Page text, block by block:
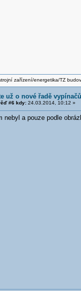
zařízení/energetika/TZ
už o nové řadě
#6 kdy:24.03.2014, 10:12 »
nebyl a pouze podle